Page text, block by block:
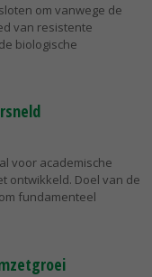
om vanwege de
van resistente
biologische
voor academische
ontwikkeld. Doel van de
fundamenteel